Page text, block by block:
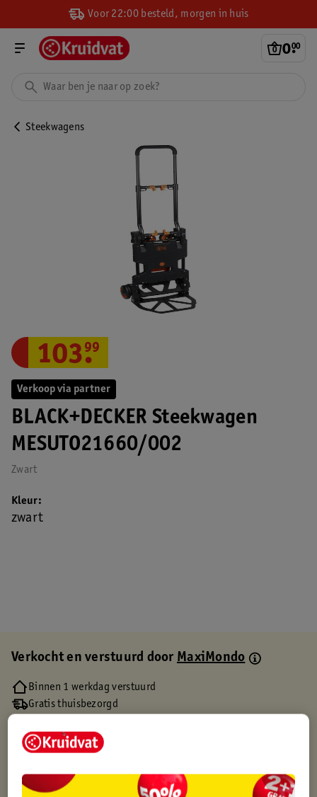
Voor 22:00 besteld, morgen in huis
0.
00
Steekwagens
Verkoop via partner
BLACK+DECKER Steekwagen
MESUTO21660/002
Zwart
103.
99
Kleur
zwart
Verkocht en verstuurd doorMaxiMondo
Binnen 1 werkdag verstuurd
Gratis thuisbezorgd
Gratis punten met je Kruidvat kaart